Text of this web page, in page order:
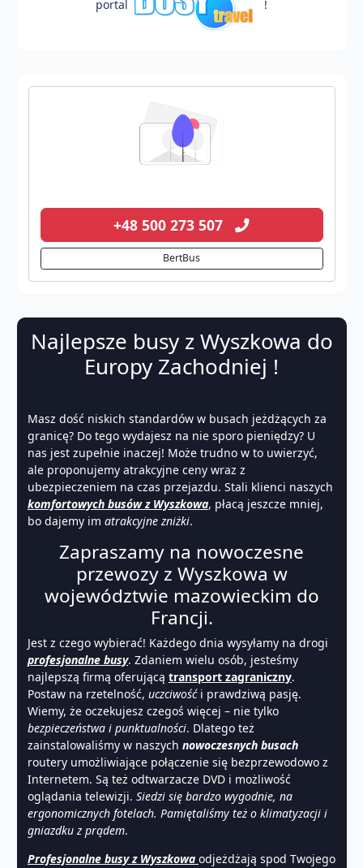
portal !
+48 500 273 507
BertBus
Najlepsze busy z Wyszkowa do
Europy Zachodniej !
Masz dość niskich standardów w busach jeżdżących za
granicę? Do tego wydajesz na nie sporo pieniędzy? U
nas jest zupełnie inaczej! Może trudno w to uwierzyć,
ale proponujemy atrakcyjne ceny wraz z
ubezpieczeniem na czas przejazdu. Stali klienci naszych
komfortowych busów z Wyszkowa, płacą jeszcze mniej,
bo dajemy im atrakcyjne zniżki.
Zapraszamy na nowoczesne
przewozy z Wyszkowa w
województwie mazowieckim do
Francji.
Jest z czego wybierać! Każdego dnia wysyłamy na drogi
profesjonalne busy. Zdaniem wielu osób, jesteśmy
najlepszą firmą oferującą transport zagraniczny.
Postaw na rzetelność, uczciwość i prawdziwą pasję.
Wiemy, że oczekujesz czegoś więcej – nie tylko
bezpieczeństwa i punktualności. Dlatego też
zainstalowaliśmy w naszych nowoczesnych busach
routery umożliwiające połączenie się bezprzewodowo z
Internetem. Są też odtwarzacze DVD i możliwość
oglądania telewizji. Siedzi się bardzo wygodnie, na
ergonomicznych fotelach. Pamiętaliśmy też o klimatyzacji i
gniazdku z prądem.
Profesjonalne busy z Wyszkowa odjeżdżają spod Twojego